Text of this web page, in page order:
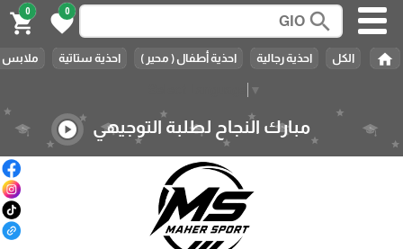
▼
search
0
favorite
0
shopping_cart
home الكل احذية رجالية احذية أطفال ( محير ) احذية ستاتية ملابس
مبارك النجاح لطلبة التوجيهي play_circle